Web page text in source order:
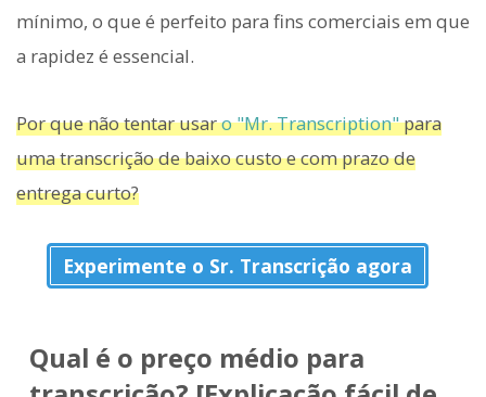
mínimo, o que é perfeito para fins comerciais em que
a rapidez é essencial.
Por que não tentar usaro "Mr. Transcription"para
uma transcrição de baixo custo e com prazo de
entrega curto?
Experimente o Sr. Transcrição agora
Qual é o preço médio para